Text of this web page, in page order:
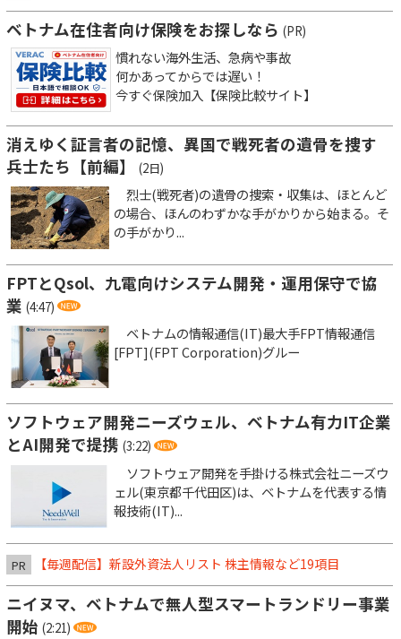
ベトナム在住者向け保険をお探しなら (PR)
慣れない海外生活、急病や事故
何かあってからでは遅い！
今すぐ保険加入【保険比較サイト】
消えゆく証言者の記憶、異国で戦死者の遺骨を捜す
兵士たち【前編】
(2日)
烈士(戦死者)の遺骨の捜索・収集は、ほとんど
の場合、ほんのわずかな手がかりから始まる。そ
の手がかり...
FPTとQsol、九電向けシステム開発・運用保守で協
業 (4:47)
ベトナムの情報通信(IT)最大手FPT情報通信
[FPT](FPT Corporation)グルー
ソフトウェア開発ニーズウェル、ベトナム有力IT企業
とAI開発で提携 (3:22)
ソフトウェア開発を手掛ける株式会社ニーズウ
ェル(東京都千代田区)は、ベトナムを代表する情
報技術(IT)...
PR 【毎週配信】新設外資法人リスト 株主情報など19項目
ニイヌマ、ベトナムで無人型スマートランドリー事業
開始 (2:21)